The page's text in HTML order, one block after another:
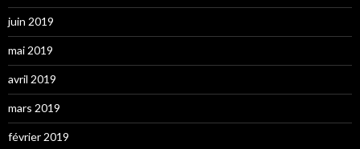
juin 2019
mai 2019
avril 2019
mars 2019
février 2019